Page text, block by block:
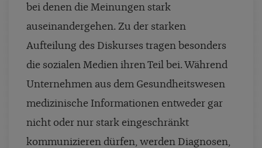
bei denen die Meinungen stark
auseinandergehen. Zu der starken
Aufteilung des Diskurses tragen besonders
die sozialen Medien ihren Teil bei. Während
Unternehmen aus dem Gesundheitswesen
medizinische Informationen entweder gar
nicht oder nur stark eingeschränkt
kommunizieren dürfen, werden Diagnosen,